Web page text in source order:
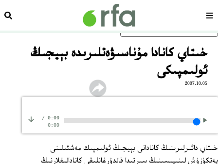
ئاساسلىق مەزمۇنغا ئاتلاڭسەھىپە
خىتاي كانادا مۇناسىۋەتلىرىدە بېيجىڭ
ئولىمپىكى
2007.10.05
0:00
/
0:00
خىتاي دائىرلىرىنىڭ كانادانى بېيجىڭ ئولىمپىك مەشئىلىنى
يەتكۈزۈش لىنىيىسىنىڭ سىرتىدا قالدۇرغانلىقى كانادالىقلارنىڭ